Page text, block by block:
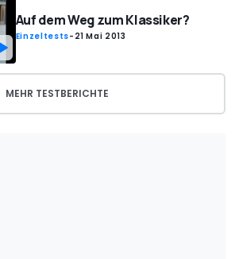
Auf dem Weg zum Klassiker?
Einzeltests- 21 Mai 2013
MEHR TESTBERICHTE